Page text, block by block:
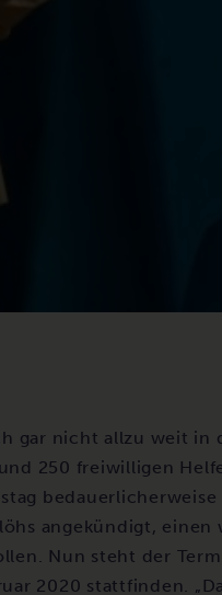
gar nicht allzu weit in
250 freiwilligen
angekündigt, einen
Nun steht der
2020 stattfinden.